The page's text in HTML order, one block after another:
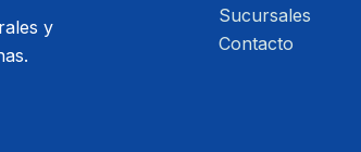
y
Sucursales
Contacto